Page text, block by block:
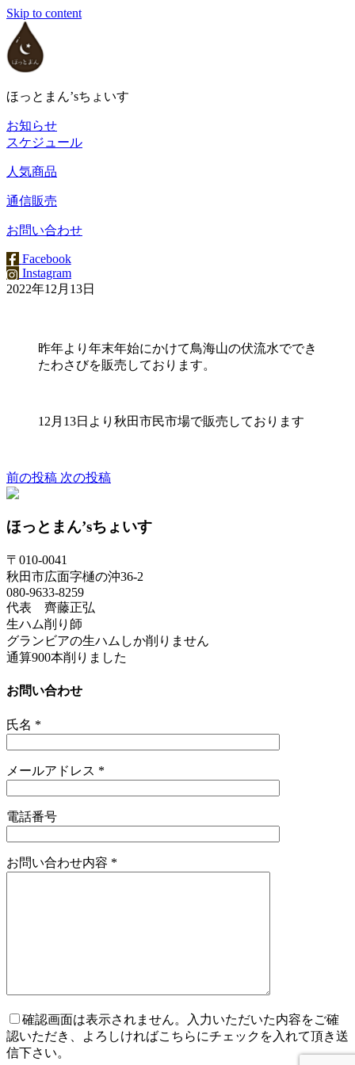
Skip to content
ほっとまん’sちょいす
お知らせ
スケジュール
人気商品
通信販売
お問い合わせ
Facebook
Instagram
2022年12月13日
昨年より年末年始にかけて鳥海山の伏流水ででき
たわさびを販売しております。
12月13日より秋田市民市場で販売しております
前の投稿 次の投稿
ほっとまん’sちょいす
〒010-0041
秋田市広面字樋の沖36-2
080-9633-8259
代表 齊藤正弘
生ハム削り師
グランビアの生ハムしか削りません
通算900本削りました
お問い合わせ
氏名 *
メールアドレス *
電話番号
お問い合わせ内容 *
確認画面は表示されません。入力いただいた内容をご確
認いただき、よろしければこちらにチェックを入れて頂き送
信下さい。